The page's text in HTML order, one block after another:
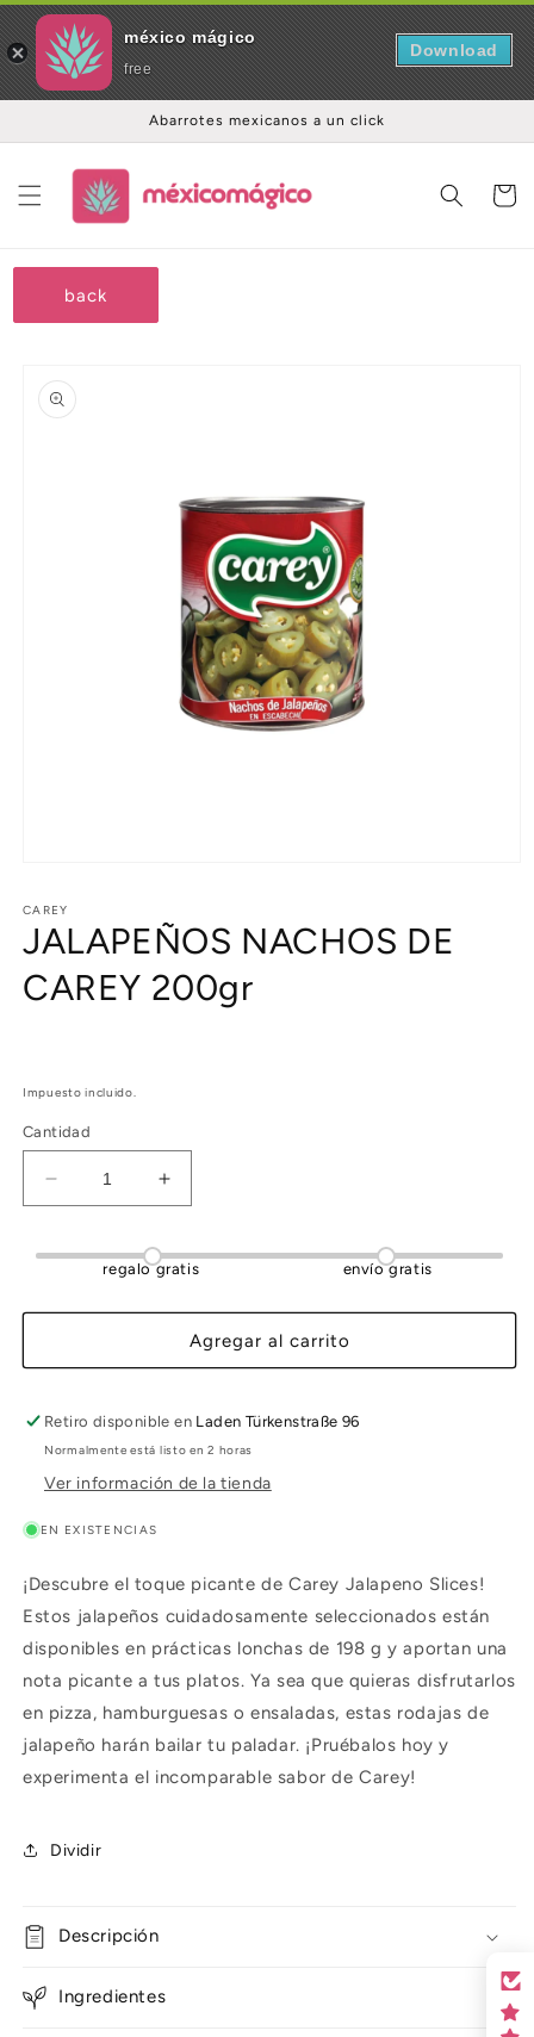
Ir
al contenido
Abarrotes mexicanos a un click
Carrito
back
a la
información
multimedia
en
una
ventana
CAREY
JALAPEÑOS NACHOS DE
CAREY 200gr
Impuesto incluido.
Cantidad
Reducir
cantidad
JALAPEÑOS
DE
200gr
Aumentar
cantidad
JALAPEÑOS
DE
CAREY
200gr
regalo gratis envío gratis
Agregar al carrito
Retiro disponible en Laden Türkenstraße 96
Normalmente está listo en 2 horas
Ver información de la tienda
EN EXISTENCIAS
¡Descubre el toque picante de Carey Jalapeno Slices!
Estos jalapeños cuidadosamente seleccionados están
disponibles en prácticas lonchas de 198 g y aportan una
nota picante a tus platos. Ya sea que quieras disfrutarlos
en pizza, hamburguesas o ensaladas, estas rodajas de
jalapeño harán bailar tu paladar. ¡Pruébalos hoy y
experimenta el incomparable sabor de Carey!
Dividir
Descripción
Ingredientes
méxico mágico
free
Download